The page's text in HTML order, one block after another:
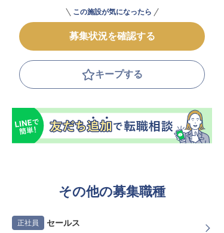
この施設が気になったら
募集状況を確認する
キープする
その他の募集職種
正社員 セールス